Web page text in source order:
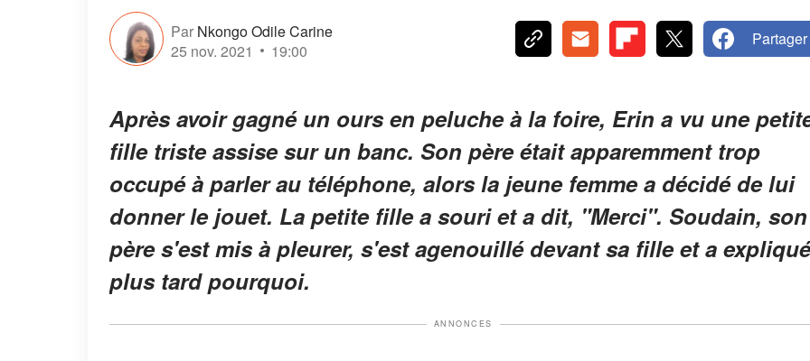
Par Nkongo Odile Carine
25 nov. 2021
19:00
Partager
Après avoir gagné un ours en peluche à la foire, Erin a vu une
fille triste assise sur un banc. Son père était apparemment trop
occupé à parler au téléphone, alors la jeune femme a décidé de lui
donner le jouet. La petite fille a souri et a dit, "Merci". Soudain, son
père s'est mis à pleurer, s'est agenouillé devant sa fille et a expliqué
plus tard pourquoi.
ANNONCES